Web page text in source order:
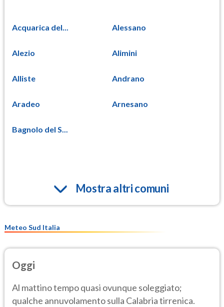
Acquarica del... Alessano
Alezio Alimini
Alliste Andrano
Aradeo Arnesano
Bagnolo del S...
Mostra altri comuni
Meteo Sud Italia
Oggi
Al mattino tempo quasi ovunque soleggiato;
qualche annuvolamento sulla Calabria tirrenica.